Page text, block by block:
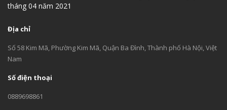
tháng 04 năm 2021
Địa chỉ
Số 58 Kim Mã, Phường Kim Mã, Quận Ba Đình, Thành phố Hà Nội, Việt
Nam
Số điện thoại
0889698861